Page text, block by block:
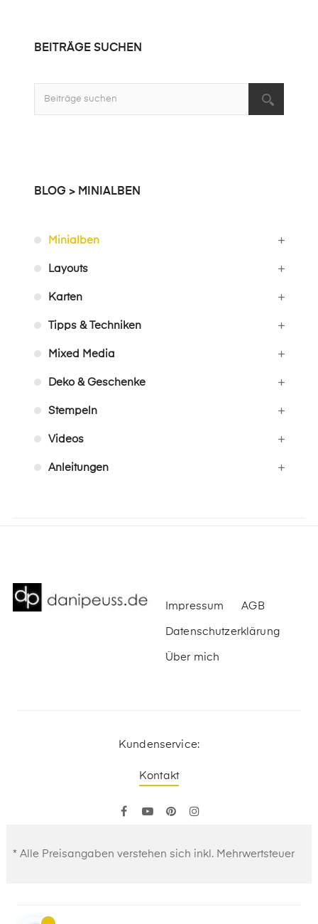
BEITRÄGE SUCHEN
BLOG > MINIALBEN
Minialben
Layouts
Karten
Tipps & Techniken
Mixed Media
Deko & Geschenke
Stempeln
Videos
Anleitungen
Impressum AGB
Datenschutzerklärung
Über mich
Kundenservice:
Kontakt
FacebookYouTubePinterest
* Alle Preisangaben verstehen sich inkl. Mehrwertsteuer